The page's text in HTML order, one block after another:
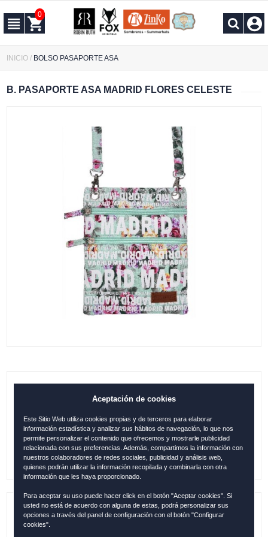
0
INICIO / BOLSO PASAPORTE ASA
B. PASAPORTE ASA MADRID FLORES CELESTE
B. PASAPORTE ASA MADRID FLORES
9.95€
Referencia: MAD2206
Aceptación de cookies
Este Sitio Web utiliza cookies propias y de terceros para elaborar
información estadística y analizar sus hábitos de navegación, lo que nos
permite personalizar el contenido que ofrecemos y mostrarle publicidad
relacionada con sus preferencias. Además, compartimos la información con
nuestros colaboradores de redes sociales, publicidad y análisis web,
quienes podrán utilizar la información recopilada y combinarla con otra
información que les haya proporcionado.
Para aceptar su uso puede hacer click en el botón "Aceptar cookies". Si
usted no está de acuerdo con alguna de estas, podrá personalizar sus
opciones a través del panel de configuración con el botón "Configurar
cookies".